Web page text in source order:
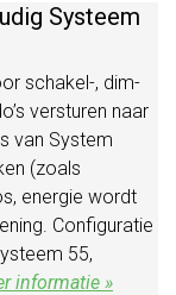
Systeem
schakel-, dim-
versturen naar
van System
(zoals
energie wordt
Configuratie
55,
informatie »